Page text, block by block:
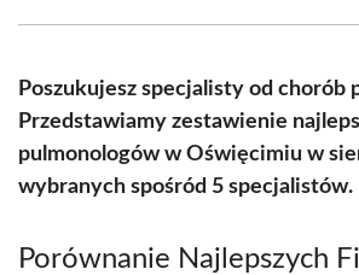
(Twitter)
Poszukujesz specjalisty od chorób
Przedstawiamy zestawienie
pulmonologów w Oświęcimiu w
wybranych spośród 5 specjalistów.
Porównanie Najlepszych